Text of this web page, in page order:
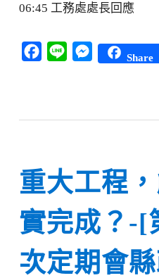
06:45 工務處處長回應
Facebook
Line Messenger
Share
重大工程
實完成？-[
次定期會